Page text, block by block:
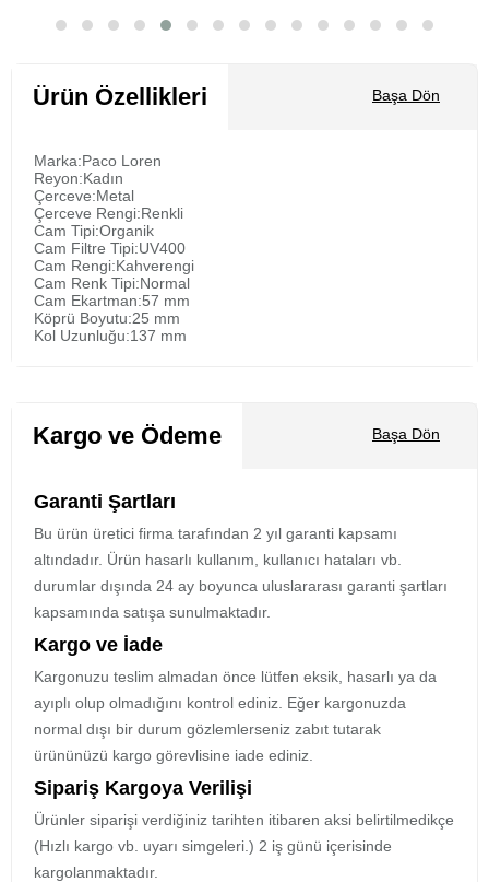
Ürün Özellikleri Başa Dön
Marka:Paco Loren
Reyon:Kadın
Çerceve:Metal
Çerceve Rengi:Renkli
Cam Tipi:Organik
Cam Filtre Tipi:UV400
Cam Rengi:Kahverengi
Cam Renk Tipi:Normal
Cam Ekartman:57 mm
Köprü Boyutu:25 mm
Kol Uzunluğu:137 mm
Kargo ve Ödeme Başa Dön
Garanti Şartları
Bu ürün üretici firma tarafından 2 yıl garanti kapsamı
altındadır. Ürün hasarlı kullanım, kullanıcı hataları vb.
durumlar dışında 24 ay boyunca uluslararası garanti şartları
kapsamında satışa sunulmaktadır.
Kargo ve İade
Kargonuzu teslim almadan önce lütfen eksik, hasarlı ya da
ayıplı olup olmadığını kontrol ediniz. Eğer kargonuzda
normal dışı bir durum gözlemlerseniz zabıt tutarak
ürününüzü kargo görevlisine iade ediniz.
Sipariş Kargoya Verilişi
Ürünler siparişi verdiğiniz tarihten itibaren aksi belirtilmedikçe
(Hızlı kargo vb. uyarı simgeleri.) 2 iş günü içerisinde
kargolanmaktadır.